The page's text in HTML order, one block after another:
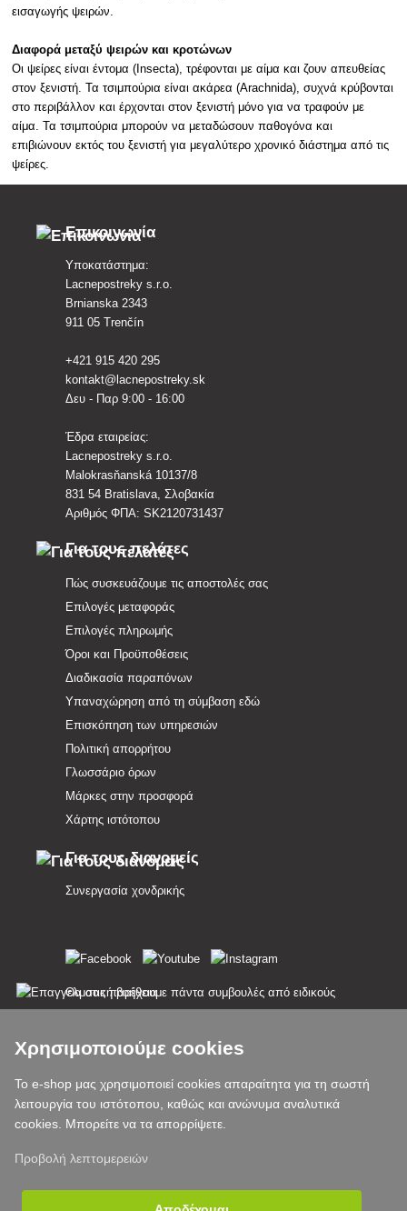
εισαγωγής ψειρών.
Διαφορά μεταξύ ψειρών και κροτώνων
Οι ψείρες είναι έντομα (Insecta), τρέφονται με αίμα και ζουν απευθείας
στον ξενιστή. Τα τσιμπούρια είναι ακάρεα (Arachnida), συχνά κρύβονται
στο περιβάλλον και έρχονται στον ξενιστή μόνο για να τραφούν με
αίμα. Τα τσιμπούρια μπορούν να μεταδώσουν παθογόνα και
επιβιώνουν εκτός του ξενιστή για μεγαλύτερο χρονικό διάστημα από τις
ψείρες.
Επικοινωνία
Υποκατάστημα:
Lacnepostreky s.r.o.
Brnianska 2343
911 05 Trenčín
+421 915 420 295
kontakt@lacnepostreky.sk
Δευ - Παρ 9:00 - 16:00
Έδρα εταιρείας:
Lacnepostreky s.r.o.
Malokrasňanská 10137/8
831 54 Bratislava, Σλοβακία
Αριθμός ΦΠΑ: SK2120731437
Για τους πελάτες
Πώς συσκευάζουμε τις αποστολές σας
Επιλογές μεταφοράς
Επιλογές πληρωμής
Όροι και Προϋποθέσεις
Διαδικασία παραπόνων
Υπαναχώρηση από τη σύμβαση εδώ
Επισκόπηση των υπηρεσιών
Πολιτική απορρήτου
Γλωσσάριο όρων
Μάρκες στην προσφορά
Χάρτης ιστότοπου
Για τους διανομείς
Συνεργασία χονδρικής
Θα σας παρέχουμε πάντα συμβουλές από ειδικούς
Παράδοση εντός 24 ωρών από Δευτέρα έως Παρασκευή
Χρησιμοποιούμε cookies
Το e-shop μας χρησιμοποιεί cookies απαραίτητα για τη σωστή
λειτουργία του ιστότοπου, καθώς και ανώνυμα αναλυτικά
cookies. Μπορείτε να τα απορρίψετε.
Προβολή λεπτομερειών